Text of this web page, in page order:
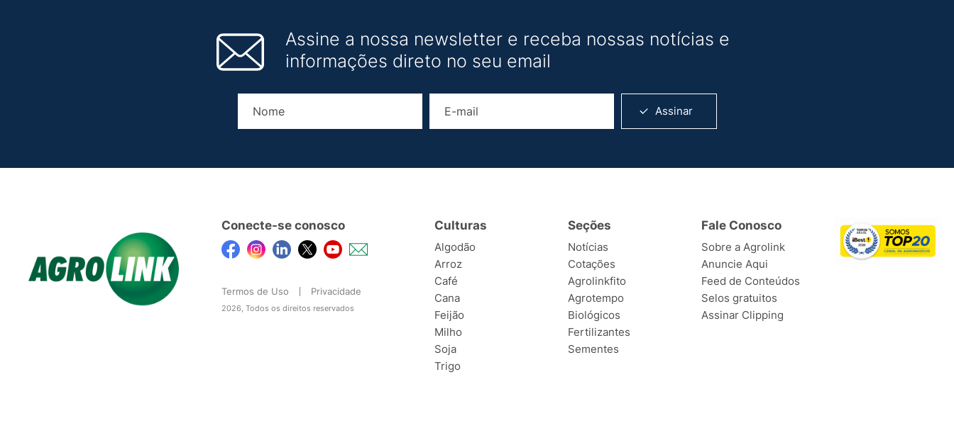
Assine a nossa newsletter e receba nossas notícias e
informações direto no seu email
Assinar
Conecte-se conosco
Termos de Uso Privacidade
2026, Todos os direitos reservados
Culturas
Algodão
Arroz
Café
Cana
Feijão
Milho
Soja
Trigo
Seções
Notícias
Cotações
Agrolinkfito
Agrotempo
Biológicos
Fertilizantes
Sementes
Fale Conosco
Sobre a Agrolink
Anuncie Aqui
Feed de Conteúdos
Selos gratuitos
Assinar Clipping